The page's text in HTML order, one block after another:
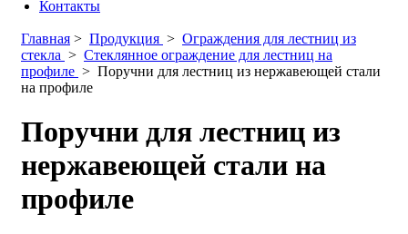
Контакты
Главная > Продукция > Ограждения для лестниц из
стекла > Стеклянное ограждение для лестниц на
профиле > Поручни для лестниц из нержавеющей стали
на профиле
Поручни для лестниц из
нержавеющей стали на
профиле